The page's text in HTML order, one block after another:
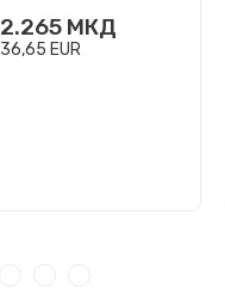
2.265 МКД
36,65 EUR